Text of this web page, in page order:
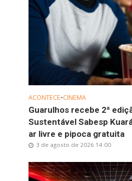
ACONTECE•CINEMA
Guarulhos recebe 2ª
Sustentável Sabesp
ar livre e pipoca gratuita
3 de agosto de 2026 14:00